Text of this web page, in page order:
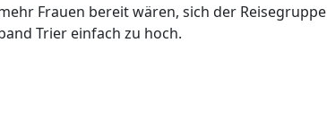
Frauen bereit wären, sich der Reisegruppe
Trier einfach zu hoch.